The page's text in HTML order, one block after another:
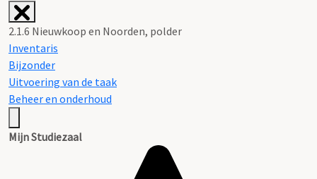
2.1.6 Nieuwkoop en Noorden, polder
Inventaris
Bijzonder
Uitvoering van de taak
Beheer en onderhoud
Mijn Studiezaal